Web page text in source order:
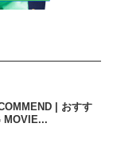
| おすす
MOVIE...